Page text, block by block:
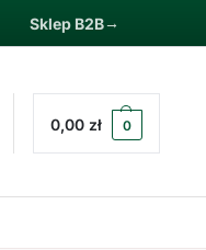
Sklep B2B
0,00 zł 0